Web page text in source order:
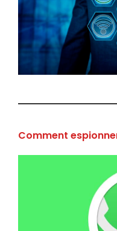
Comment